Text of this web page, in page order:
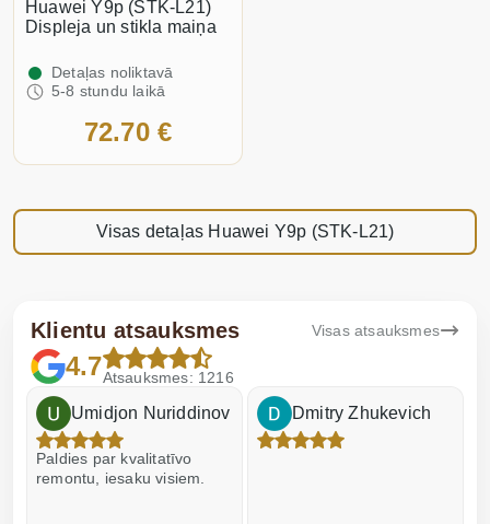
Huawei Y9p (STK-L21)
Displeja un stikla maiņa
Detaļas noliktavā
5-8 stundu laikā
72.70 €
Visas detaļas Huawei Y9p (STK-L21)
Klientu atsauksmes Visas atsauksmes
4.7Atsauksmes: 1216
Umidjon Nuriddinov
Paldies par kvalitatīvo
remontu, iesaku visiem.
Dmitry Zhukevich